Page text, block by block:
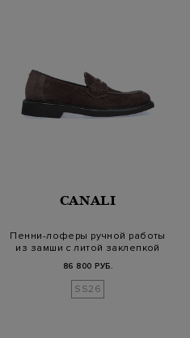
CANALI
Пенни-лоферы ручной работы
из замши с литой заклепкой
86 800 РУБ.
SS26